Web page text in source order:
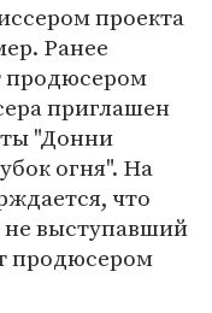
проекта
Ранее
продюсером
приглашен
"Донни
огня". На
что
не выступавший
продюсером